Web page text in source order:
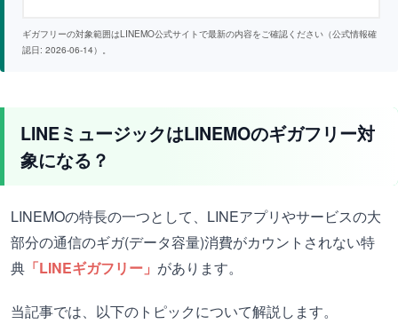
ギガフリーの対象範囲はLINEMO公式サイトで最新の内容をご確認ください（公式情報確
認日: 2026-06-14）。
LINEミュージックはLINEMOのギガフリー対
象になる？
LINEMOの特長の一つとして、LINEアプリやサービスの大
部分の通信のギガ(データ容量)消費がカウントされない特
典 「LINEギガフリー」 があります。
当記事では、以下のトピックについて解説します。